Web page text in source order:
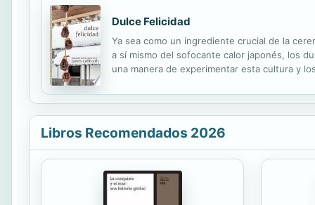
Dulce Felicidad
Ya sea como un ingrediente crucial de la
a sí mismo del sofocante calor japonés, los
una manera de experimentar esta cultura y
Libros Recomendados 2026